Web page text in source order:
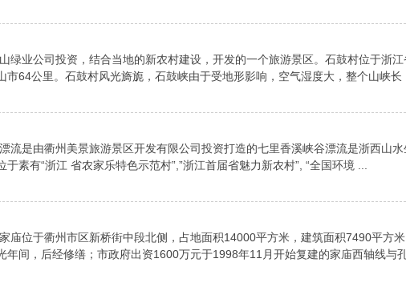
绿业公司投资，结合当地的新农村建设，开发的一个旅游景区。石鼓村位于浙江
64公里。石鼓村风光旖旎，石鼓峡由于受地形影响，空气湿度大，整个山峡长
流是由衢州美景旅游景区开发有限公司投资打造的七里香溪峡谷漂流是浙西山水
素有“浙江 省农家乐特色示范村”,”浙江首届省魅力新农村”, “全国环境 ...
庙位于衢州市区新桥街中段北侧，占地面积14000平方米，建筑面积7490平方米
年间，后经修缮；市政府出资1600万元于1998年11月开始复建的家庙西轴线与